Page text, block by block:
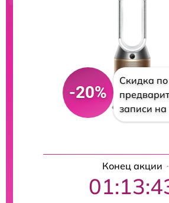
-20%
Скидка по
записи на
Конец акции